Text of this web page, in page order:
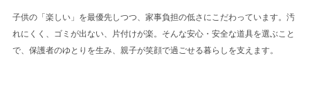
子供の「楽しい」を最優先しつつ、家事負担の低さにこだわっています。汚
れにくく、ゴミが出ない、片付けが楽。そんな安心・安全な道具を選ぶこと
で、保護者のゆとりを生み、親子が笑顔で過ごせる暮らしを支えます。